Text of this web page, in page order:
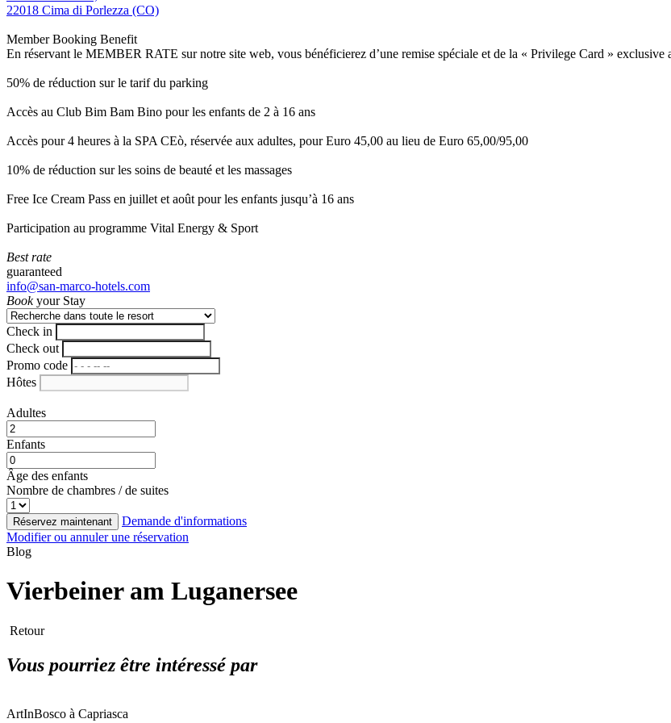
22018 Cima di Porlezza (CO)
Member Booking Benefit
En réservant le MEMBER RATE sur notre site web, vous bénéficierez d’une remise spéciale et de la « Privilege Card » exclusive
50% de réduction sur le tarif du parking
Accès au Club Bim Bam Bino pour les enfants de 2 à 16 ans
Accès pour 4 heures à la SPA CEò, réservée aux adultes, pour Euro 45,00 au lieu de Euro 65,00/95,00
10% de réduction sur les soins de beauté et les massages
Free Ice Cream Pass en juillet et août pour les enfants jusqu’à 16 ans
Participation au programme Vital Energy & Sport
Best rate
guaranteed
info@san-marco-hotels.com
Bookyour Stay
Check in
Check out
Promo code
Hôtes
Adultes
Enfants
Âge des enfants
Nombre de chambres / de suites
Réservez maintenant
Demande d'informations
Modifier ou annuler une réservation
Blog
Vierbeiner am Luganersee
Retour
Vous pourriez être intéressé par
ArtInBosco à Capriasca